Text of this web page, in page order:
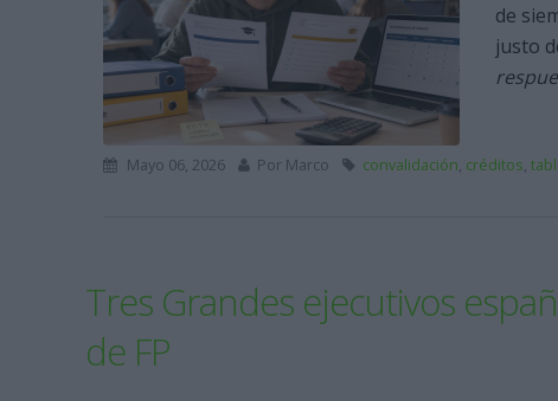
de
justo
Mayo 06, 2026 Por Marco convalidación, créditos,
Tres Grandes ejecutivos
de FP